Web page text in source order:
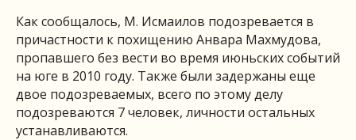
Как сообщалось, М. Исмаилов подозревается в
причастности к похищению Анвара Махмудова,
пропавшего без вести во время июньских событий
на юге в 2010 году. Также были задержаны еще
двое подозреваемых, всего по этому делу
подозреваются 7 человек, личности остальных
устанавливаются.